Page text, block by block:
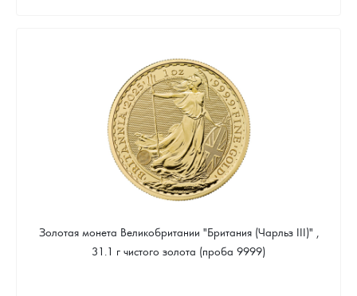
399 794 Руб.
Золотая монета Великобритании "Британия (Чарльз III)" ,
31.1 г чистого золота (проба 9999)